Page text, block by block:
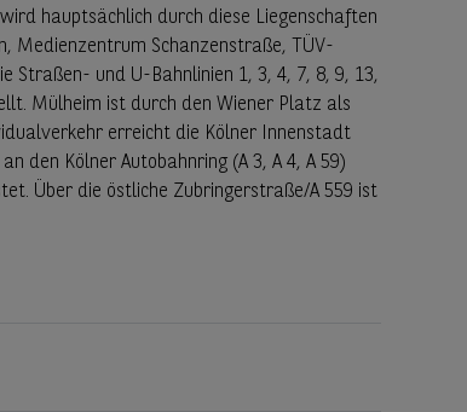
hauptsächlich durch diese Liegenschaften
Medienzentrum Schanzenstraße, TÜV-
Straßen- und U-Bahnlinien 1, 3, 4, 7, 8, 9, 13,
Mülheim ist durch den Wiener Platz als
erreicht die Kölner Innenstadt
den Kölner Autobahnring (A 3, A 4, A 59)
Über die östliche Zubringerstraße/A 559 ist